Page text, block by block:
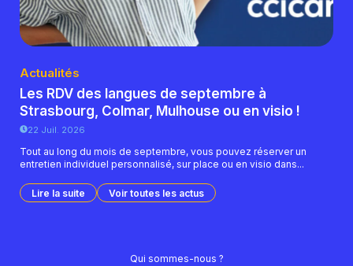
Qui sommes-nous ?
Actualités
Les RDV des langues de septembre à
Strasbourg, Colmar, Mulhouse ou en visio !
22 Juil. 2026
Tout au long du mois de septembre, vous pouvez réserver un
entretien individuel personnalisé, sur place ou en visio dans...
Lire la suite Voir toutes les actus